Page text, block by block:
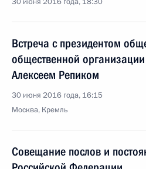
Встреча с президентом
общественной
Алексеем Репиком
30 июня 2016 года, 16:15
Москва, Кремль
Совещание послов и